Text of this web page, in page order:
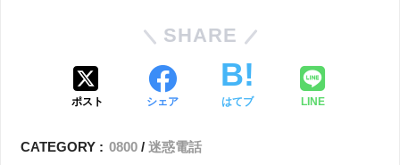
SHARE
ポスト シェア はてブ LINE
CATEGORY : 0800 迷惑電話